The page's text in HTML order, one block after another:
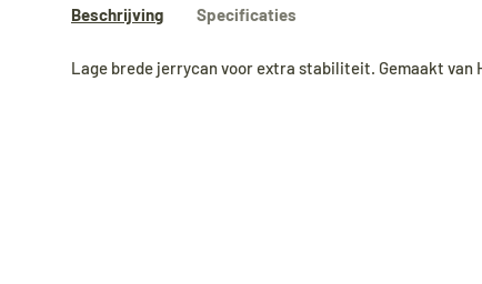
Beschrijving Specificaties
Lage brede jerrycan voor extra stabiliteit. Gemaakt van